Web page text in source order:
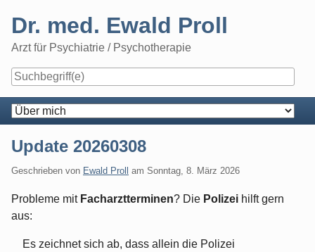
content
Dr. med. Ewald Proll
Arzt für Psychiatrie / Psychotherapie
Navigation
Update 20260308
Geschrieben von Ewald Proll am Sonntag, 8. März 2026
Probleme mit Facharztterminen? Die Polizei hilft gern
aus:
Es zeichnet sich ab, dass allein die Polizei